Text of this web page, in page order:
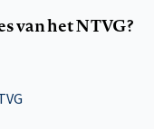
van het NTVG?